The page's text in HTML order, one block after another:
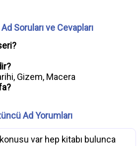
Soruları ve Cevapları
Gizem, Macera
Ad Yorumları
var hep kitabı bulunca